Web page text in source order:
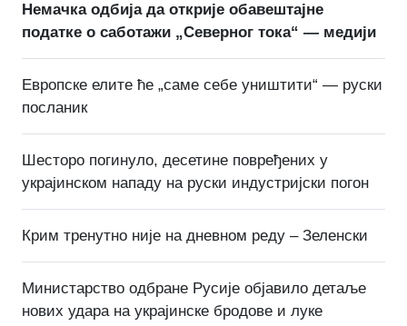
Немачка одбија да открије обавештајне
податке о саботажи „Северног тока“ — медији
Европске елите ће „саме себе уништити“ — руски
посланик
Шесторо погинуло, десетине повређених у
украјинском нападу на руски индустријски погон
Крим тренутно није на дневном реду – Зеленски
Министарство одбране Русије објавило детаље
нових удара на украјинске бродове и луке